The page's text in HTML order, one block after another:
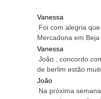
Vanessa
Foi com alegria
Mercadona em Beja
Vanessa
João , concordo
de berlim estão
João
Na próxima